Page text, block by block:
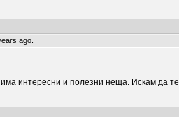
ago.
интересни и полезни неща. Искам да